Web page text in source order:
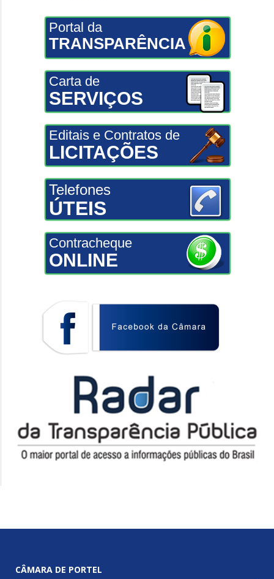
Portal da
TRANSPARÊNCIA
Carta de
SERVIÇOS
Editais e Contratos de
LICITAÇÕES
Telefones
ÚTEIS
Contracheque
ONLINE
CÂMARA DE PORTEL